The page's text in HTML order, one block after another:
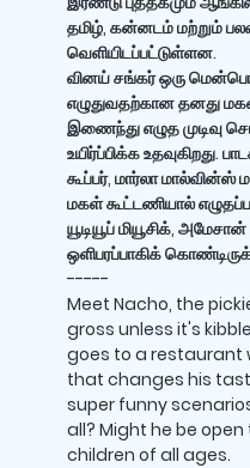
தமிழ், கன்னடம் மற்றும்
வெளியிடப்பட்டுள்ளன.
வினய் சங்கர் ஒரு
எழுதுவதற்கான தனது
இணைந்து எழுத முடிவு
உயிர்ப்பிக்க
கூப்பர், மார்லா மால்வின்ஸ்
மகள் கூட்டணியால்
யூடியூப் மியூசிக்,
ஒளிபரப்பாகிக்
-----
Meet Nacho, the
gross unless it's
goes to a restaurant
that changes his
super funny
all? Might he be
children of all ages.